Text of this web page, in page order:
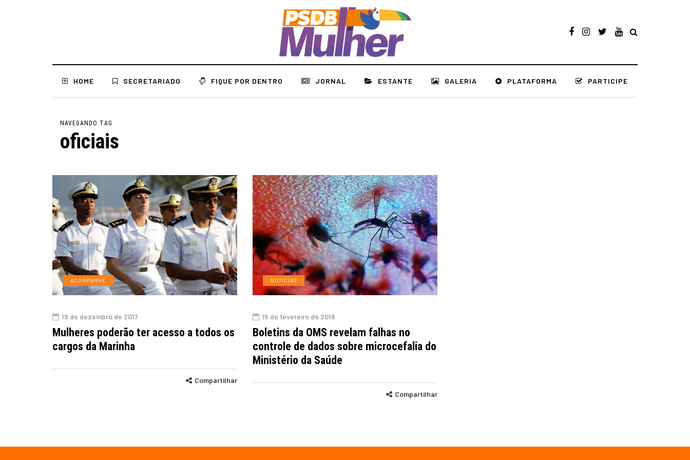
HOME SECRETARIADO FIQUE POR DENTRO JORNAL ESTANTE GALERIA PLATAFORMA PARTICIPE
NAVEGANDO TAG
oficiais
ACOMPANHE
19 de dezembro de 2017
Mulheres poderão ter acesso a todos os
cargos da Marinha
Compartilhar
NOTÍCIAS
15 de fevereiro de 2016
Boletins da OMS revelam falhas no
controle de dados sobre microcefalia do
Ministério da Saúde
Compartilhar